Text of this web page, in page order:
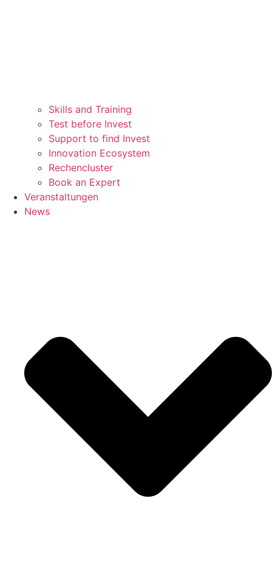
Skills and Training
Test before Invest
Support to find Invest
Innovation Ecosystem
Rechencluster​
Book an Expert
Veranstaltungen
News